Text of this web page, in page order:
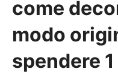
come
modo
spendere